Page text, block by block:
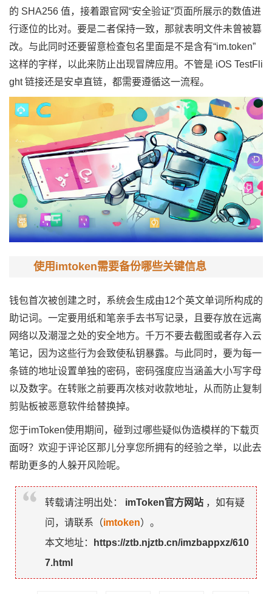
的 SHA256 值，接着跟官网“安全验证”页面所展示的数值进
行逐位的比对。要是二者保持一致，那就表明文件未曾被篡
改。与此同时还要留意检查包名里面是不是含有“im.token”
这样的字样，以此来防止出现冒牌应用。不管是 iOS TestFli
ght 链接还是安卓直链，都需要遵循这一流程。
使用imtoken需要备份哪些关键信息
钱包首次被创建之时，系统会生成由12个英文单词所构成的
助记词。一定要用纸和笔亲手去书写记录，且要存放在远离
网络以及潮湿之处的安全地方。千万不要去截图或者存入云
笔记，因为这些行为会致使私钥暴露。与此同时，要为每一
条链的地址设置单独的密码，密码强度应当涵盖大小写字母
以及数字。在转账之前要再次核对收款地址，从而防止复制
剪贴板被恶意软件给替换掉。
您于imToken使用期间，碰到过哪些疑似伪造模样的下载页
面呀？欢迎于评论区那儿分享您所拥有的经验之举，以此去
帮助更多的人躲开风险呢。
转载请注明出处： imToken官方网站 ，如有疑
问，请联系（imtoken）。
本文地址：
https://ztb.njztb.cn/imzbappxz/610
7.html